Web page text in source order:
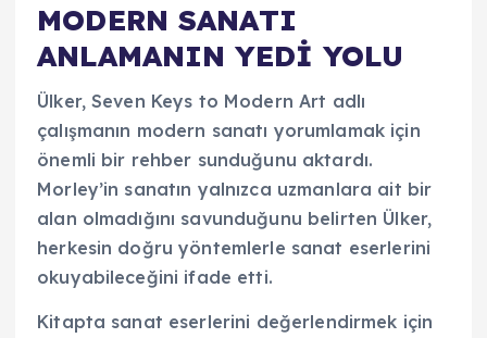
MODERN SANATI
ANLAMANIN YEDİ YOLU
Ülker, Seven Keys to Modern Art adlı
çalışmanın modern sanatı yorumlamak için
önemli bir rehber sunduğunu aktardı.
Morley’in sanatın yalnızca uzmanlara ait bir
alan olmadığını savunduğunu belirten Ülker,
herkesin doğru yöntemlerle sanat eserlerini
okuyabileceğini ifade etti.
Kitapta sanat eserlerini değerlendirmek için